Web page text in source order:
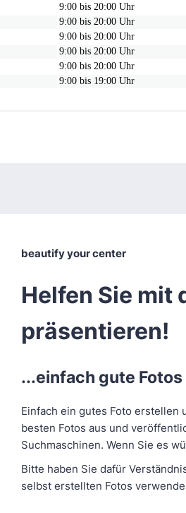
9:00 bis 20:00 Uhr
9:00 bis 20:00 Uhr
9:00 bis 20:00 Uhr
9:00 bis 20:00 Uhr
9:00 bis 20:00 Uhr
9:00 bis 19:00 Uhr